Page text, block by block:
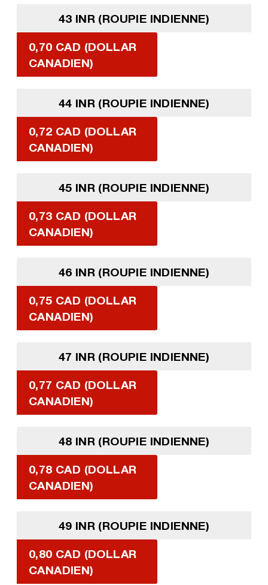
43 INR (ROUPIE INDIENNE)
0,70 CAD (DOLLAR
CANADIEN)
44 INR (ROUPIE INDIENNE)
0,72 CAD (DOLLAR
CANADIEN)
45 INR (ROUPIE INDIENNE)
0,73 CAD (DOLLAR
CANADIEN)
46 INR (ROUPIE INDIENNE)
0,75 CAD (DOLLAR
CANADIEN)
47 INR (ROUPIE INDIENNE)
0,77 CAD (DOLLAR
CANADIEN)
48 INR (ROUPIE INDIENNE)
0,78 CAD (DOLLAR
CANADIEN)
49 INR (ROUPIE INDIENNE)
0,80 CAD (DOLLAR
CANADIEN)